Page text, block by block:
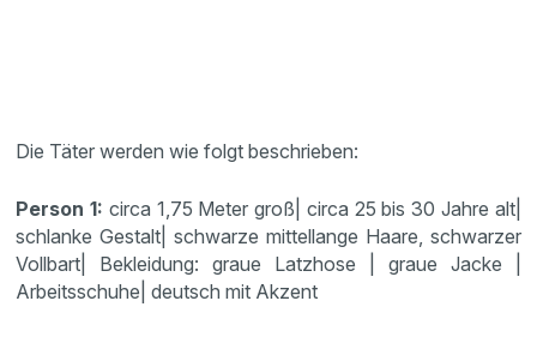
Die Täter werden wie folgt beschrieben:
Person 1: circa 1,75 Meter groß| circa 25 bis 30 Jahre alt|
schlanke Gestalt| schwarze mittellange Haare, schwarzer
Vollbart| Bekleidung: graue Latzhose | graue Jacke |
Arbeitsschuhe| deutsch mit Akzent